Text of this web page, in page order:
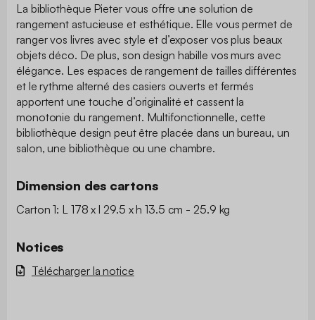
La bibliothèque Pieter vous offre une solution de
rangement astucieuse et esthétique. Elle vous permet de
ranger vos livres avec style et d’exposer vos plus beaux
objets déco. De plus, son design habille vos murs avec
élégance. Les espaces de rangement de tailles différentes
et le rythme alterné des casiers ouverts et fermés
apportent une touche d’originalité et cassent la
monotonie du rangement. Multifonctionnelle, cette
bibliothèque design peut être placée dans un bureau, un
salon, une bibliothèque ou une chambre.
Dimension des cartons
Carton 1: L 178 x l 29.5 x h 13.5 cm - 25.9 kg
Notices
Télécharger la notice